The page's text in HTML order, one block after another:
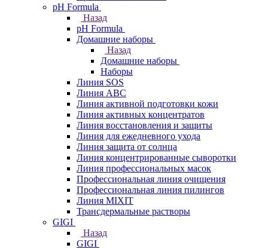
pH Formula
Назад
pH Formula
Домашние наборы
Назад
Домашние наборы
Наборы
Линия SOS
Линия АВС
Линия активной подготовки кожи
Линия активных концентратов
Линия восстановления и защиты
Линия для ежедневного ухода
Линия защита от солнца
Линия концентрированные сыворотки
Линия профессиональных масок
Профессиональная линия очищения
Профессиональная линия пилингов
Линия MIXIT
Трансдермальные растворы
GIGI
Назад
GIGI